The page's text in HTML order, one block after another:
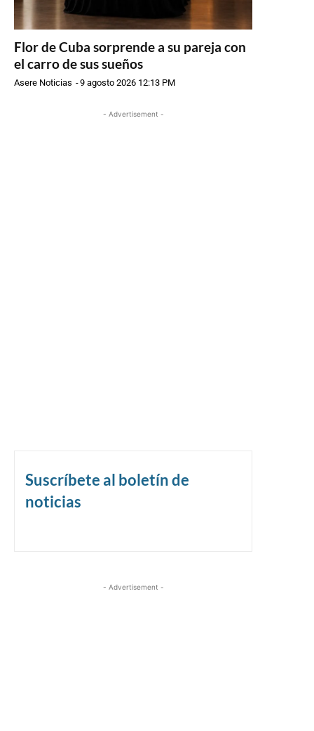
Flor de Cuba sorprende a su pareja con
el carro de sus sueños
Asere Noticias -9 agosto 2026 12:13 PM
- Advertisement -
Suscríbete al boletín de
noticias
- Advertisement -